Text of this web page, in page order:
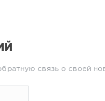
связь о своей